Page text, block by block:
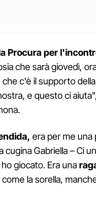
Procura per
che sarà giovedì,
c'è il supporto
e questo ci
era per me
Gabriella – Ci
giocato. Era una
come la sorella,